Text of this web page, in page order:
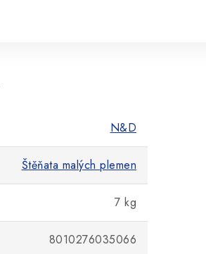
N&D
Štěňata malých plemen
7 kg
8010276035066